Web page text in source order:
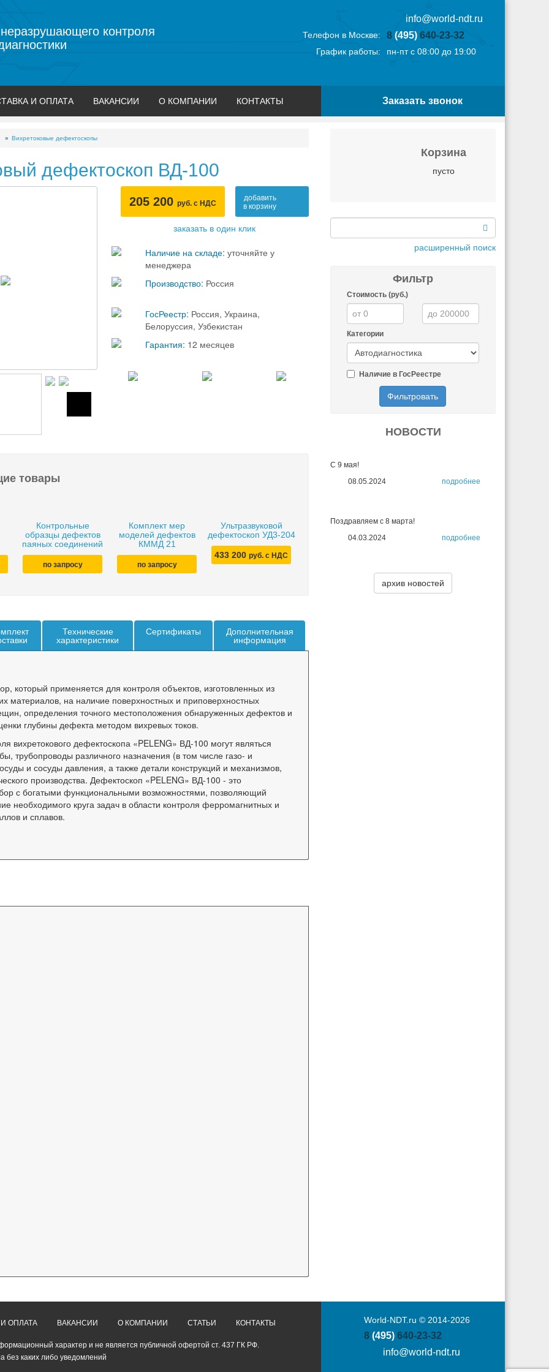
контроля
info@world-ndt.ru
Телефон в Москве: 8 (495)640-23-32
График работы: пн-пт с 08:00 до 19:00
И ОПЛАТА ВАКАНСИИ О КОМПАНИИ КОНТАКТЫ Заказать звонок
Вихретоковые дефектоскопы
дефектоскоп ВД-100
205 200 руб. с НДС
добавить
в корзину
заказать в один клик
Наличие на складе: уточняйте у
менеджера
Производство: Россия
ГосРеестр: Россия, Украина,
Белоруссия, Узбекистан
Гарантия: 12 месяцев
товары
Контрольные
образцы дефектов
паяных соединений
по запросу
Комплект мер
моделей дефектов
КММД 21
по запросу
Ультразвуковой
дефектоскоп УД3-204
433 200 руб. с НДС
Технические
характеристики
Сертификаты
Дополнительная
информация
который применяется для контроля объектов, изготовленных из
материалов, на наличие поверхностных и приповерхностных
определения точного местоположения обнаруженных дефектов и
глубины дефекта методом вихревых токов.
вихретокового дефектоскопа «PELENG» ВД-100 могут являться
трубопроводы различного назначения (в том числе газо- и
и сосуды давления, а также детали конструкций и механизмов,
производства. Дефектоскоп «PELENG» ВД-100 - это
с богатыми функциональными возможностями, позволяющий
необходимого круга задач в области контроля ферромагнитных и
и сплавов.
Корзина
пусто
расширенный поиск
Фильтр
Стоимость (руб.)
Категории
Наличие в ГосРеестре
Фильтровать
НОВОСТИ
С 9 мая!
08.05.2024
подробнее
Поздравляем с 8 марта!
04.03.2024
подробнее
архив новостей
ОПЛАТА ВАКАНСИИ О КОМПАНИИ СТАТЬИ КОНТАКТЫ
характер и не является публичной офертой ст. 437 ГК РФ.
без каких либо уведомлений
World-NDT.ru © 2014-2026
8 (495) 640-23-32
info@world-ndt.ru